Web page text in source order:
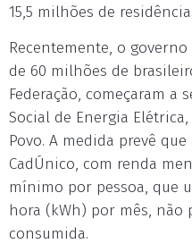
15,5 milhões de
Recentemente, o
de 60 milhões de
Federação, começaram a
Social de Energia
Povo. A medida prevê
CadÚnico, com renda
mínimo por pessoa, que
hora (kWh) por mês, não
consumida.